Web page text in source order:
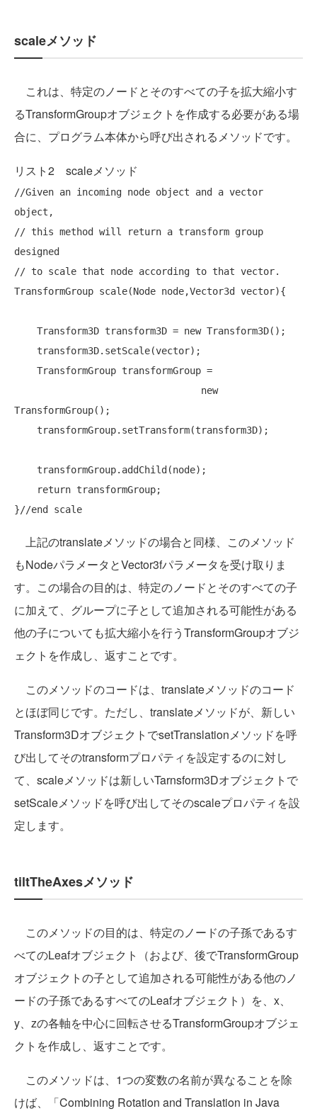
scaleメソッド
これは、特定のノードとそのすべての子を拡大縮小す
るTransformGroupオブジェクトを作成する必要がある場
合に、プログラム本体から呼び出されるメソッドです。
リスト2 scaleメソッド
//Given an incoming node object and a vector
object,
// this method will return a transform group
designed
// to scale that node according to that vector.
TransformGroup scale(Node node,Vector3d vector){
    Transform3D transform3D =
new Transform3D();
new
TransformGroup();
return transformGroup;
}//end scale
上記のtranslateメソッドの場合と同様、このメソッド
もNodeパラメータとVector3fパラメータを受け取りま
す。この場合の目的は、特定のノードとそのすべての子
に加えて、グループに子として追加される可能性がある
他の子についても拡大縮小を行うTransformGroupオブジ
ェクトを作成し、返すことです。
このメソッドのコードは、translateメソッドのコード
とほぼ同じです。ただし、translateメソッドが、新しい
Transform3DオブジェクトでsetTranslationメソッドを呼
び出してそのtransformプロパティを設定するのに対し
て、scaleメソッドは新しいTarnsform3Dオブジェクトで
setScaleメソッドを呼び出してそのscaleプロパティを設
定します。
tiltTheAxesメソッド
このメソッドの目的は、特定のノードの子孫であるす
べてのLeafオブジェクト（および、後でTransformGroup
オブジェクトの子として追加される可能性がある他のノ
ードの子孫であるすべてのLeafオブジェクト）を、x、
y、zの各軸を中心に回転させるTransformGroupオブジェ
クトを作成し、返すことです。
このメソッドは、1つの変数の名前が異なることを除
けば、「Combining Rotation and Translation in Java